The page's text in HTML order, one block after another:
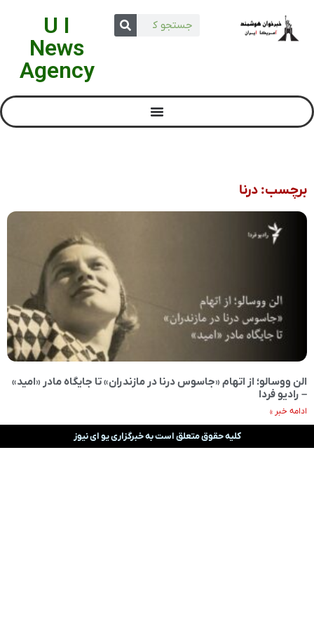
U I
News
Agency
برچسب: درنا
الن ووسالو؛ از اتهام «جاسوس درنا در مازندران» تا جایگاه مادر «امید»
– رادیو فردا
ادامه خبر »
کلیه حقوق متعلق است به خبرگزاری یو ای نیوز